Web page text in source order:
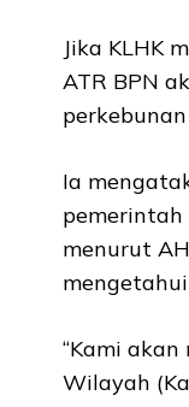
Jika KLHK
ATR BPN
Ia
menurut
“Kami
Wilayah